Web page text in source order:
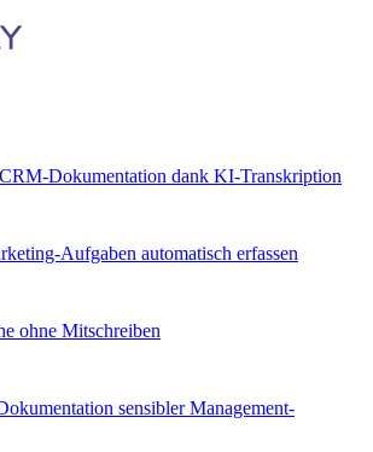
Dokumentation dank KI-Transkription
Aufgaben automatisch erfassen
ohne Mitschreiben
sensibler Management-